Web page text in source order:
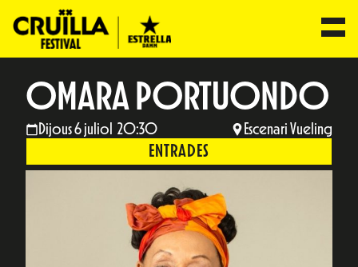
OMARA PORTUONDO
Dijous 6 juliol 20:30 Escenari Vueling
ENTRADES